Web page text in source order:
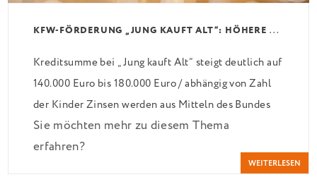
K
FW-FÖRDERUNG „JUNG KAUFT ALT“: HÖHERE KREDITE AB AUGUST 2026
Kreditsumme bei „Jung kauft Alt“ steigt deutlich auf
140.000 Euro bis 180.000 Euro / abhängig von Zahl
der Kinder Zinsen werden aus Mitteln des Bundes
verbilligt: Heutiger Zins bei 0,53 Prozent effektiv
bei 35 Jahren Laufzeit und 10 Jahren Zinsbindung
Antragstellende verpflichten sich zu energetischer
Sie möchten mehr zu diesem Thema
erfahren?
WEITERLESEN